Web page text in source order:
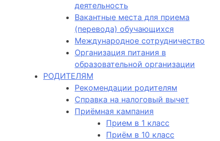
деятельность
Вакантные места для приема
(перевода) обучающихся
Международное сотрудничество
Организация питания в
образовательной организации
РОДИТЕЛЯМ
Рекомендации родителям
Справка на налоговый вычет
Приёмная кампания
Прием в 1 класс
Приём в 10 класс